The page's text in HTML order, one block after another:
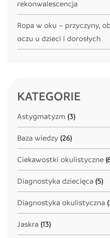
rekonwalescencja
Ropa w oku – przyczyny,
oczu u dzieci i dorosłych
KATEGORIE
Astygmatyzm (3)
Baza wiedzy (26)
Ciekawostki okulistyczne
Diagnostyka dziecięca (5)
Diagnostyka okulistyczna
Jaskra (13)